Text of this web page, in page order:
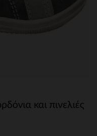
και πινελιές